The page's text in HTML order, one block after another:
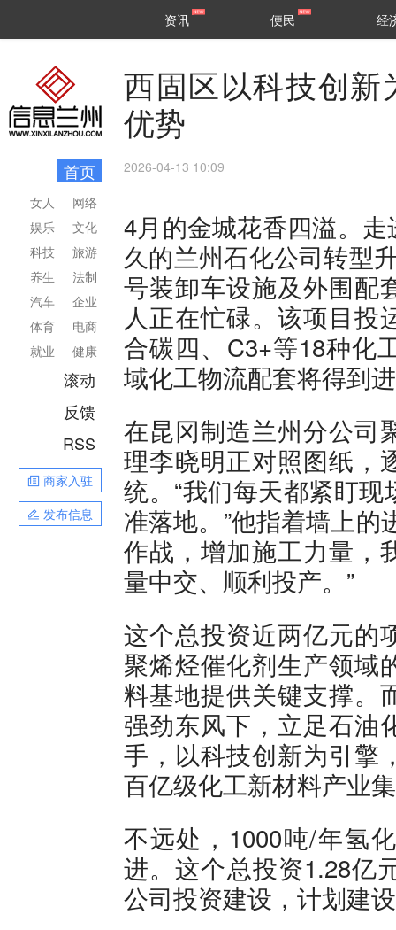
区县
资讯 便民 经
首页
网络
文化
旅游
法制
企业
电商
健康
女人
娱乐
科技
养生
汽车
体育
就业
滚动
反馈
RSS
商家入驻
发布信息
西固区以科技创
优势
2026-04-13 10:09
4月的金城花香四溢。走
久的兰州石化公司转
号装卸车设施及外围配
人正在忙碌。该项目投
合碳四、C3+等18种化
域化工物流配套将得到
在昆冈制造兰州分公司
理李晓明正对照图纸，
统。“我们每天都紧盯
准落地。”他指着墙上的
作战，增加施工力量，
量中交、顺利投产。”
这个总投资近两亿元的
聚烯烃催化剂生产领域
料基地提供关键支撑。
强劲东风下，立足石油
手，以科技创新为引擎
百亿级化工新材料产业
不远处，1000吨/年氢
进。这个总投资1.28亿
公司投资建设，计划建